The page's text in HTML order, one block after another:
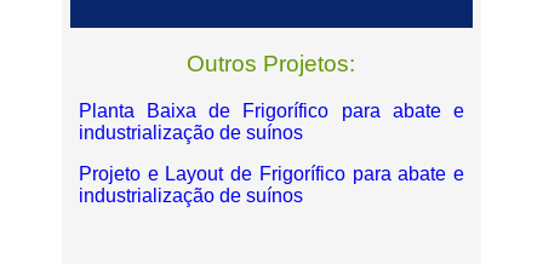
Outros Projetos:
Planta Baixa de Frigorífico para abate e
industrialização de suínos
Projeto e Layout de Frigorífico para abate e
industrialização de suínos